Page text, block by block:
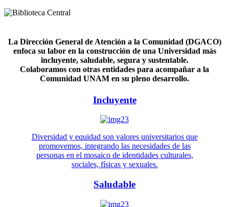
La Dirección General de Atención a la Comunidad (DGACO)
enfoca su labor en la construcción de una Universidad más
incluyente, saludable, segura y sustentable.
Colaboramos con otras entidades para acompañar a la
Comunidad UNAM en su pleno desarrollo.
Incluyente
Diversidad y equidad son valores universitarios que
promovemos, integrando las necesidades de las
personas en el mosaico de identidades culturales,
sociales, físicas y sexuales.
Saludable